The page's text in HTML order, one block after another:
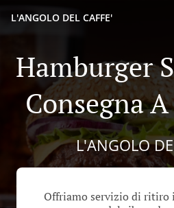
L'ANGOLO DEL CAFFE'
Hamburger
Consegna
L'ANGOLO
Offriamo servizio di ritiro